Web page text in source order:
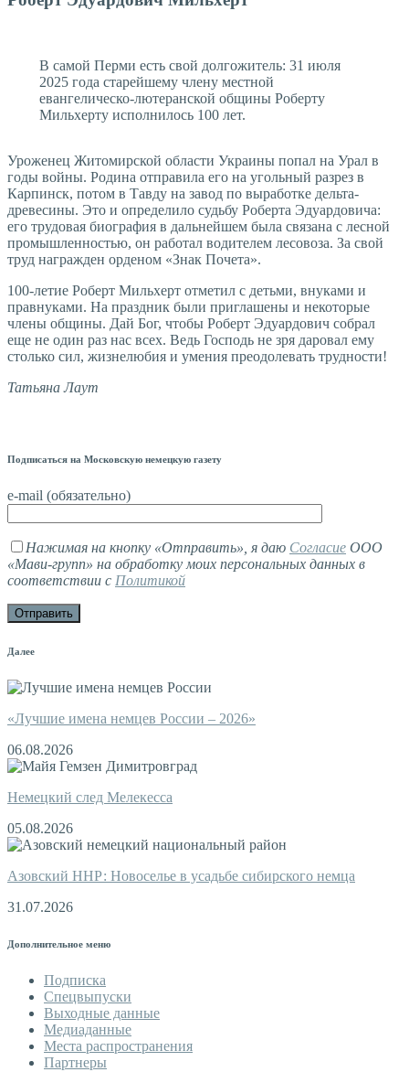
В самой Перми есть свой долгожитель: 31 июля
2025 года старейшему члену местной
евангелическо-лютеранской общины Роберту
Мильхерту исполнилось 100­ лет.
Уроженец Житомирской области Украины попал на Урал в
годы войны. Родина отправила его на угольный разрез в
Карпинск, потом в Тавду на завод по выработке дельта-
древесины. Это и определило судьбу Роберта Эдуардовича:
его трудовая биография в дальнейшем была связана с лесной
промышленностью, он работал водителем лесовоза. За свой
труд награжден орденом «Знак Почета».
100-летие Роберт Мильхерт отметил с детьми, внуками и
правнуками. На праздник были приглашены и некоторые
члены общины. Дай Бог, чтобы Роберт Эдуардович собрал
еще не один раз нас всех. Ведь Господь не зря даровал ему
столько сил, жизнелюбия и умения преодолевать трудности!
Татьяна Лаут
Подписаться на Московскую немецкую газету
e-mail (обязательно)
Нажимая на кнопку «Отправить», я даю Согласие ООО
«Мави-групп» на обработку моих персональных данных в
соответствии с Политикой
Далее
«Лучшие имена немцев России – 2026»
06.08.2026
Немецкий след Мелекесса
05.08.2026
Азовский ННР: Новоселье в усадьбе сибирского немца
31.07.2026
Дополнительное меню
Подписка
Спецвыпуски
Выходные данные
Медиаданные
Места распространения
Партнеры